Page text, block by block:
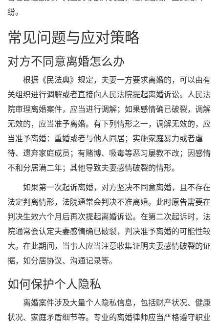
纷。
常见问题与应对策略
对方不同意离婚怎么办
根据《民法典》规定，夫妻一方要求离婚的，可以由有
关组织进行调解或者直接向人民法院提起离婚诉讼。人民法
院审理离婚案件，应当进行调解；如果感情确已破裂，调解
无效的，应当准予离婚。有下列情形之一，调解无效的，应
当准予离婚：重婚或者与他人同居；实施家庭暴力或者虐
待、遗弃家庭成员；有赌博、吸毒等恶习屡教不改；因感情
不和分居满二年；其他导致夫妻感情破裂的情形。
如果第一次起诉离婚，对方坚决不同意离婚，且不存在
法定判离情形，法院通常会判决不准离婚。此时原告需要在
判决生效六个月后再次提起离婚诉讼。在第二次起诉时，法
院通常会认定夫妻感情确已破裂，判决准予离婚的可能性较
大。在此期间，当事人应当注意收集证明夫妻感情破裂的证
据，如分居协议、沟通记录等。
如何保护个人隐私
离婚案件涉及大量个人隐私信息，包括财产状况、健康
状况、家庭矛盾细节等。专业的离婚律师应当严格遵守职业